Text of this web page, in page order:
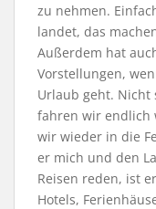
zu nehmen.
landet, das
Außerdem hat
Vorstellungen,
Urlaub geht. Nicht
fahren wir endlich
wir wieder in die
er mich und den
Reisen reden, ist
Hotels,